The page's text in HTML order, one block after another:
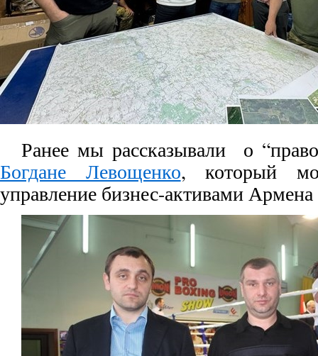
Ранее мы рассказывали о
Богдане Левощенко, который
управление бизнес-активами Армена